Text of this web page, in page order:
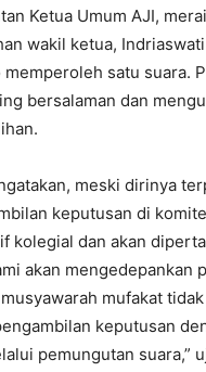
Ketua Umum AJI,
wakil ketua,
satu suara.
bersalaman dan
meski dirinya
keputusan di
kolegial dan akan
akan mengedepankan
mufakat
keputusan
pemungutan suara,”